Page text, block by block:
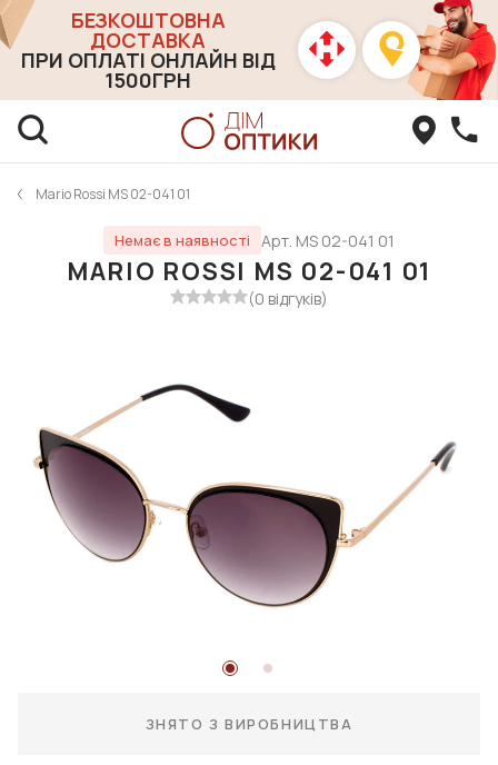
БЕЗКОШТОВНА
ДОСТАВКА
ПРИ ОПЛАТІ ОНЛАЙН ВІД
1500ГРН
Mario Rossi MS 02-041 01
Немає в наявності Арт. MS 02-041 01
MARIO ROSSI MS 02-041 01
(0 відгуків)
ЗНЯТО З ВИРОБНИЦТВА